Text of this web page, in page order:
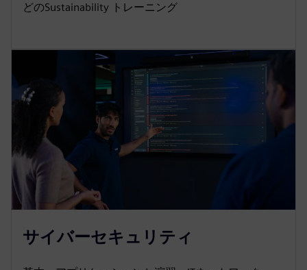
どのSustainability トレーニング
サイバーセキュリティ